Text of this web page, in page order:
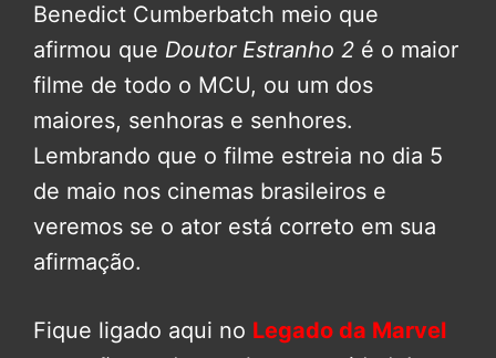
Benedict Cumberbatch meio que
afirmou que Doutor Estranho 2 é o maior
filme de todo o MCU, ou um dos
maiores, senhoras e senhores.
Lembrando que o filme estreia no dia 5
de maio nos cinemas brasileiros e
veremos se o ator está correto em sua
afirmação.
Fique ligado aqui no Legado da Marvel